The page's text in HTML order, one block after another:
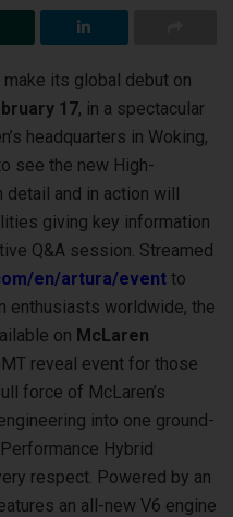
its global debut on
17, in a spectacular
headquarters in Woking,
see the new High-
detail and in action will
giving key information
Q&A session. Streamed
en/artura/event to
enthusiasts worldwide, the
on McLaren
reveal event for those
force of McLaren’s
into one ground-
Hybrid
respect. Powered by an
an all-new V6 engine